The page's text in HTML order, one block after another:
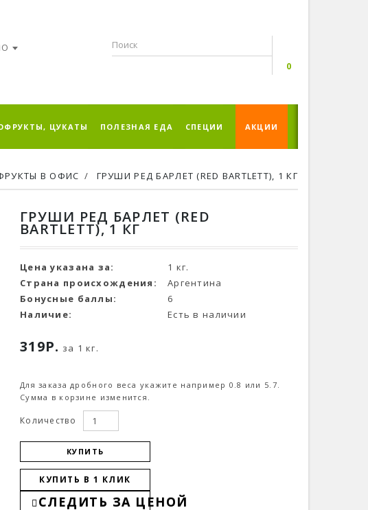
0
ЦУКАТЫ ПОЛЕЗНАЯ ЕДА СПЕЦИИ АКЦИИ
В ОФИС ГРУШИ РЕД БАРЛЕТ (RED BARTLETT), 1 КГ
ГРУШИ РЕД БАРЛЕТ (RED
BARTLETT), 1 КГ
Цена указана за:
1 кг.
Страна происхождения:
Аргентина
Бонусные баллы:
6
Наличие:
Есть в наличии
319Р. за 1 кг.
Для заказа дробного веса укажите например 0.8 или 5.7.
Сумма в корзине изменится.
Количество
КУПИТЬ
КУПИТЬ В 1 КЛИК
СЛЕДИТЬ ЗА ЦЕНОЙ